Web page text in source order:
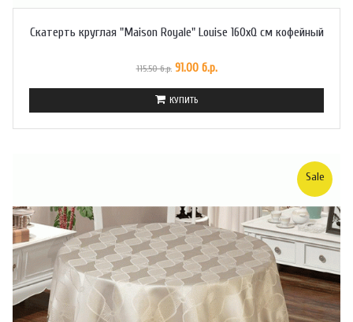
Скатерть круглая "Maison Royale" Louise 160xQ см кофейный
115.50 б.р. 91.00 б.р.
КУПИТЬ
Sale